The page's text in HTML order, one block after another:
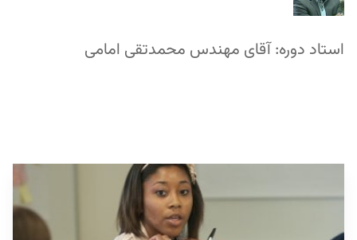
استاد دوره: آقای مهندس محمدتقی امامی